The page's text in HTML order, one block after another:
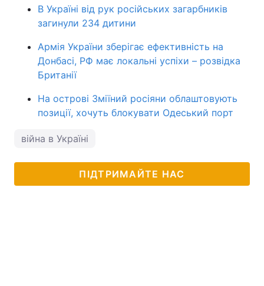
В Україні від рук російських загарбників
загинули 234 дитини
Армія України зберігає ефективність на
Донбасі, РФ має локальні успіхи – розвідка
Британії
На острові Зміїний росіяни облаштовують
позиції, хочуть блокувати Одеський порт
війна в Україні
ПІДТРИМАЙТЕ НАС